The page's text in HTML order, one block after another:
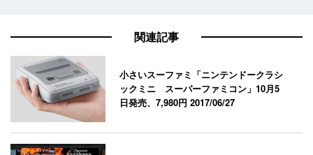
関連記事
小さいスーファミ「ニンテンドークラシ
ックミニ スーパーファミコン」10月5
日発売、7,980円2017/06/27